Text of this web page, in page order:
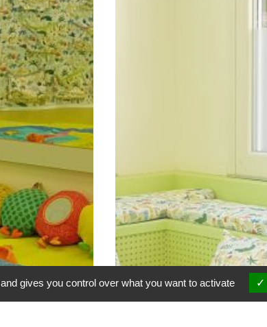
gives you control over what you want to activate